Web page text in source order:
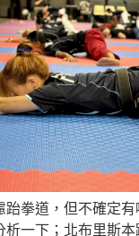
跆拳道，但不確定
析一下；北布里斯